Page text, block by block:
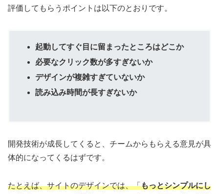
評価してもらうポイントは以下のとおりです。
起動してすぐ目に留まったところはどこか
必要なクリック数が多すぎないか
デザインが複雑すぎていないか
読み込み時間が長すぎないか
開発技術が成長してくると、チームからもらえる意見が具
体的になってくるはずです。
たとえば、サイトのデザインでは、「もっとシンプルにし